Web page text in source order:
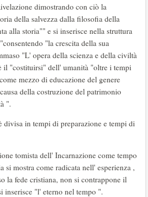
dimostrando con ciò la
della salvezza dalla filosofia della
alla storia"" e si inserisce nella struttura
"la crescita della sua
"L' opera della scienza e della civiltà
il "costituirsi" dell' umanità "oltre i tempi
mezzo di educazione del genere
della costruzione del patrimonio
".
divisa in tempi di preparazione e tempi di
tomista dell' Incarnazione come tempo
si mostra come radicata nell' esperienza ,
la fede cristiana, non si contrappone il
inserisce "l' eterno nel tempo ".